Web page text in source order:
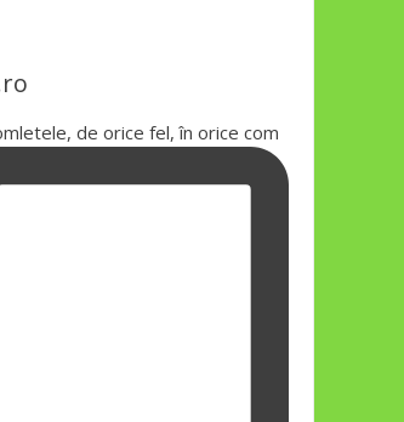
de orice fel, în orice com